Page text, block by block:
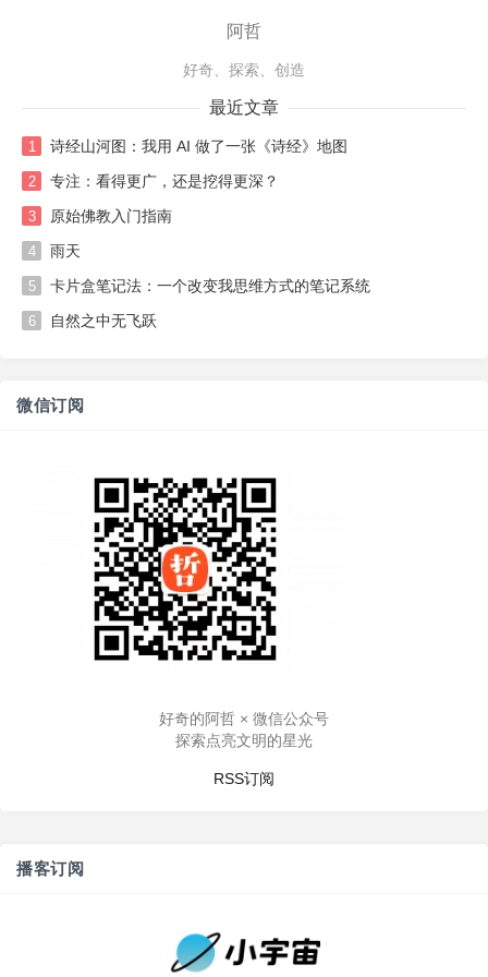
阿哲
好奇、探索、创造
最近文章
1 诗经山河图：我用 AI 做了一张《诗经》地图
2 专注：看得更广，还是挖得更深？
3 原始佛教入门指南
4 雨天
5 卡片盒笔记法：一个改变我思维方式的笔记系统
6 自然之中无飞跃
微信订阅
好奇的阿哲 × 微信公众号
探索点亮文明的星光
RSS订阅
播客订阅